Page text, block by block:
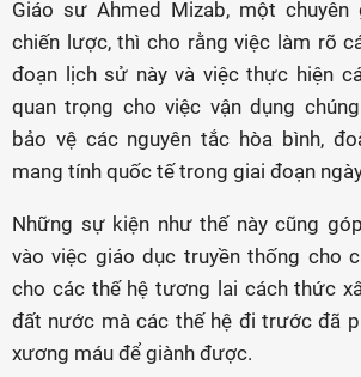
Giáo sư Ahmed Mizab, một chuyên
chiến lược, thì cho rằng việc làm rõ
đoạn lịch sử này và việc thực hiện
quan trọng cho việc vận dụng
bảo vệ các nguyên tắc hòa bình,
mang tính quốc tế trong giai đoạn
Những sự kiện như thế này cũng
vào việc giáo dục truyền thống cho
cho các thế hệ tương lai cách thức
đất nước mà các thế hệ đi trước đã
xương máu để giành được.